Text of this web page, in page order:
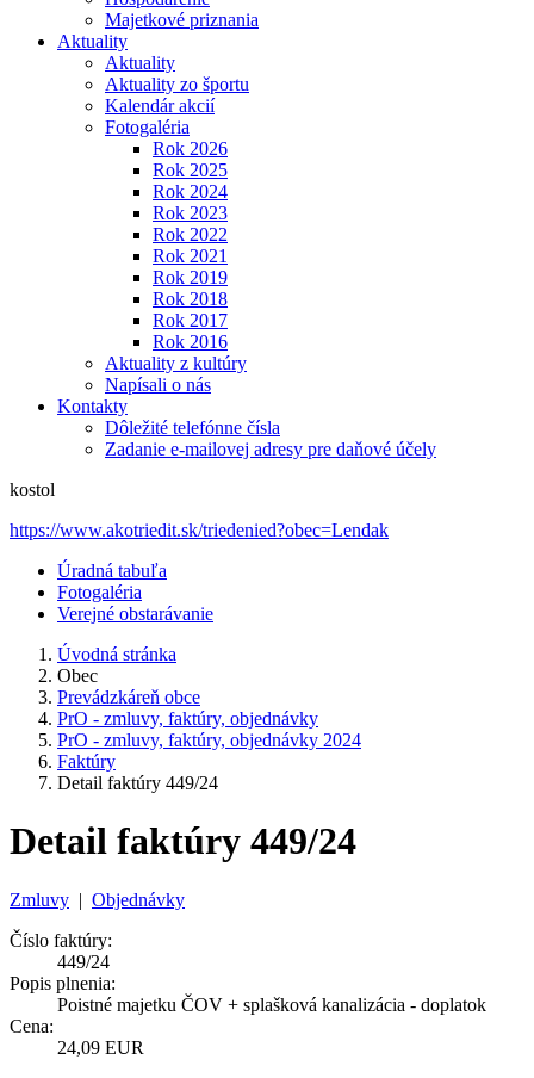
Majetkové priznania
Aktuality
Aktuality
Aktuality zo športu
Kalendár akcií
Fotogaléria
Rok 2026
Rok 2025
Rok 2024
Rok 2023
Rok 2022
Rok 2021
Rok 2019
Rok 2018
Rok 2017
Rok 2016
Aktuality z kultúry
Napísali o nás
Kontakty
Dôležité telefónne čísla
Zadanie e-mailovej adresy pre daňové účely
kostol
https://www.akotriedit.sk/triedenied?obec=Lendak
Úradná tabuľa
Fotogaléria
Verejné obstarávanie
Úvodná stránka
Obec
Prevádzkáreň obce
PrO - zmluvy, faktúry, objednávky
PrO - zmluvy, faktúry, objednávky 2024
Faktúry
Detail faktúry 449/24
Detail faktúry 449/24
Zmluvy | Objednávky
Číslo faktúry:
449/24
Popis plnenia:
Poistné majetku ČOV + splašková kanalizácia - doplatok
Cena:
24,09 EUR